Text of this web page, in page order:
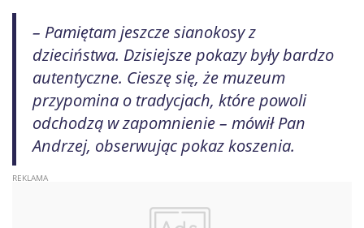
– Pamiętam jeszcze sianokosy z
dzieciństwa. Dzisiejsze pokazy były bardzo
autentyczne. Cieszę się, że muzeum
przypomina o tradycjach, które powoli
odchodzą w zapomnienie – mówił Pan
Andrzej, obserwując pokaz koszenia.